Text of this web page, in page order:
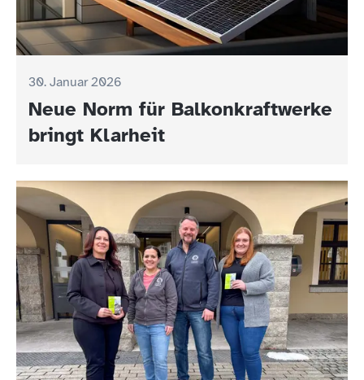
30. Januar 2026
Neue Norm für Balkonkraftwerke
bringt Klarheit